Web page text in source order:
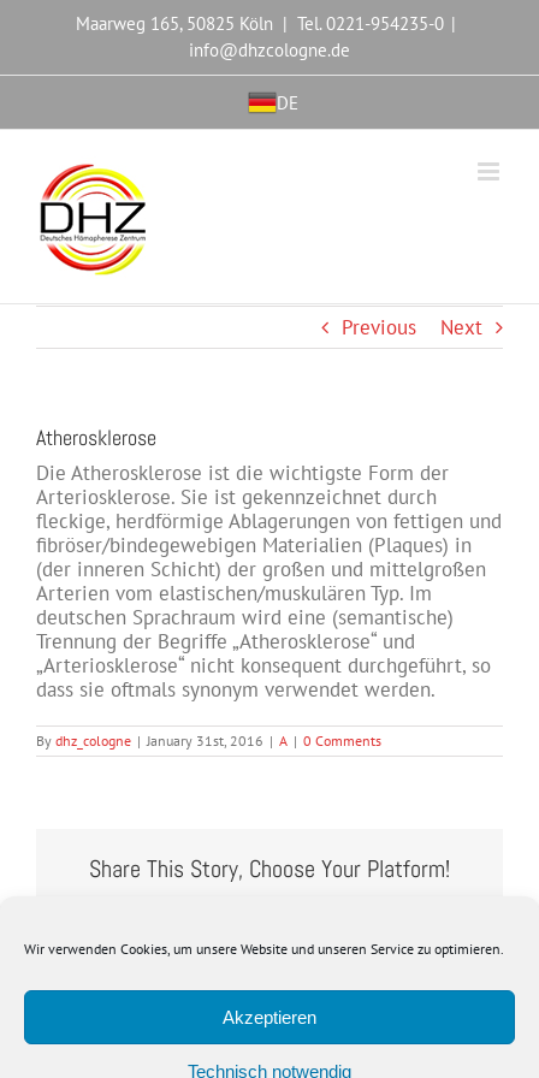
Wir verwenden Cookies, um unsere Website und unseren Service zu optimieren.
Akzeptieren
Technisch notwendig
Maarweg 165, 50825 Köln | Tel. 0221-954235-0 |
info@dhzcologne.de
DE
Previous Next
Atherosklerose
Die Atherosklerose ist die wichtigste Form der
Arteriosklerose. Sie ist gekennzeichnet durch
fleckige, herdförmige Ablagerungen von fettigen und
fibröser/bindegewebigen Materialien (Plaques) in
(der inneren Schicht) der großen und mittelgroßen
Arterien vom elastischen/muskulären Typ. Im
deutschen Sprachraum wird eine (semantische)
Trennung der Begriffe „Atherosklerose“ und
„Arteriosklerose“ nicht konsequent durchgeführt, so
dass sie oftmals synonym verwendet werden.
By dhz_cologne | January 31st, 2016 | A | 0 Comments
Share This Story, Choose Your Platform!